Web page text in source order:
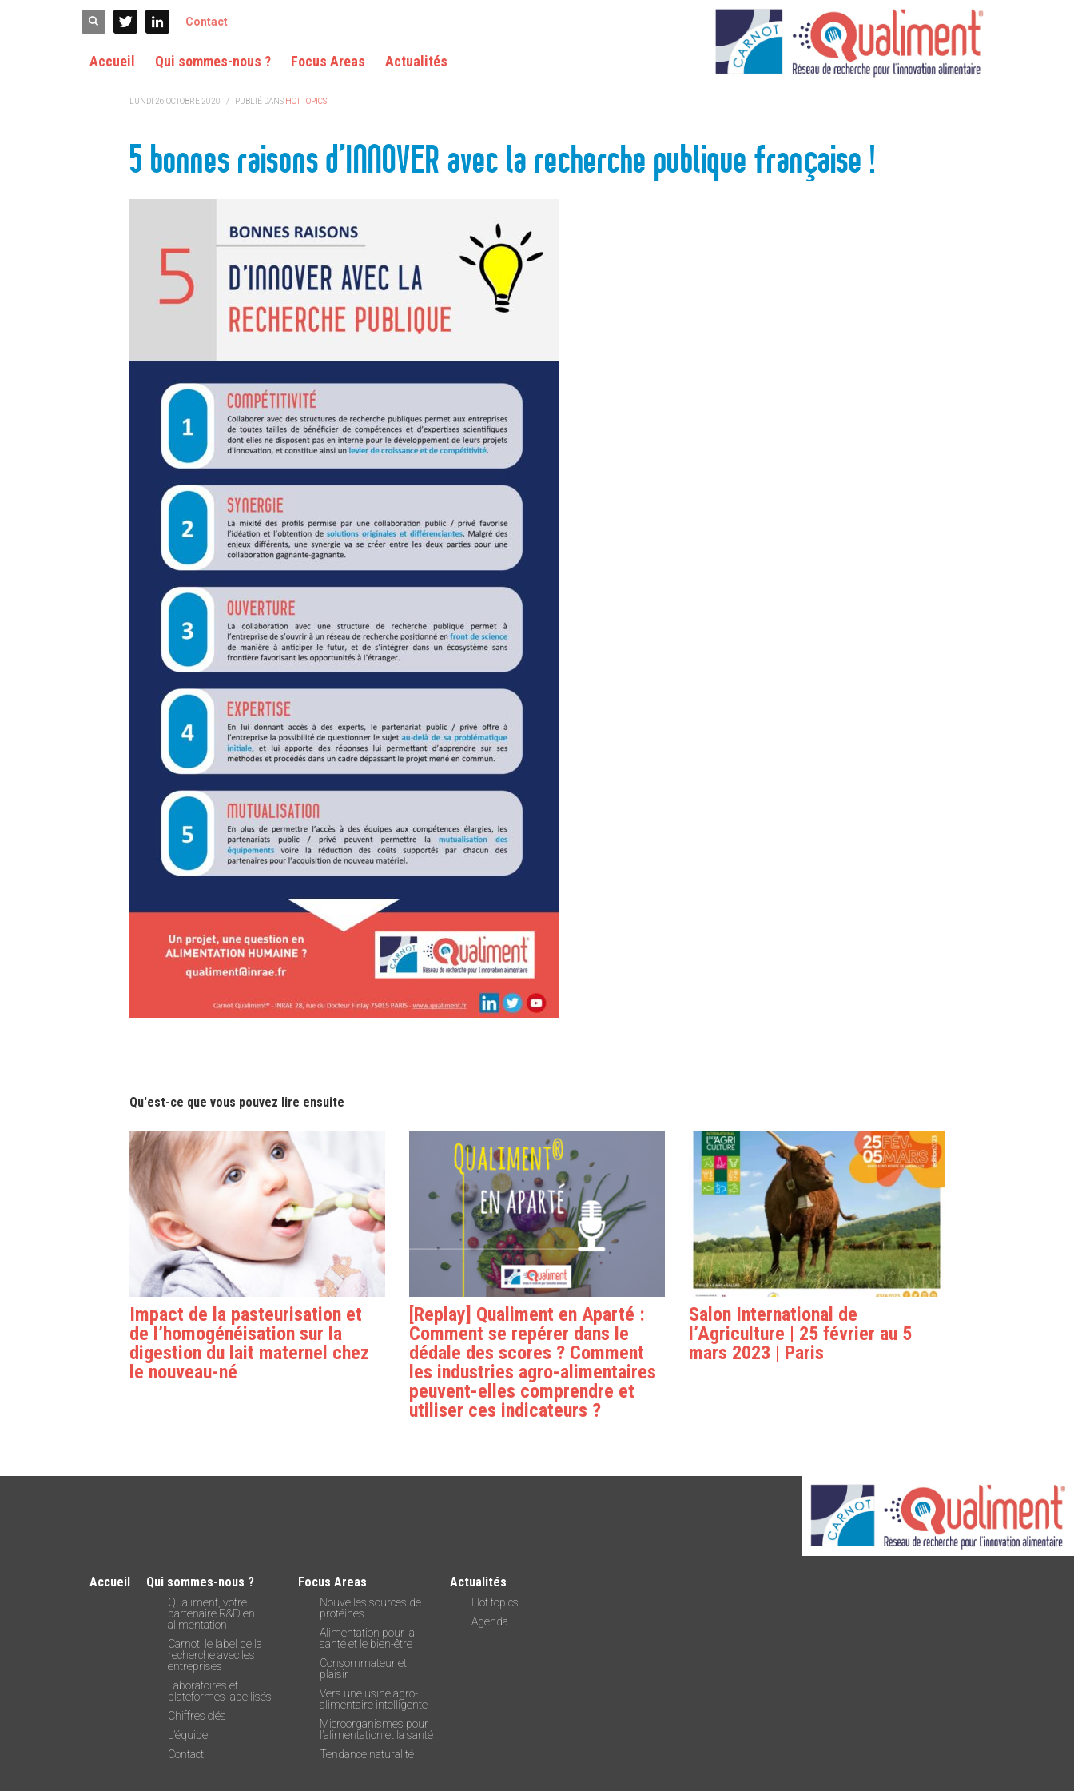
Contact
Accueil Qui sommes-nous ? Focus Areas Actualités
ACCUEIL HOT TOPICS
LUNDI 26 OCTOBRE 2020 / PUBLIÉ DANS HOT TOPICS
5 bonnes raisons d’INNOVER avec la recherche publique française !
Qu'est-ce que vous pouvez lire ensuite
Impact de la pasteurisation et
de l’homogénéisation sur la
digestion du lait maternel chez
le nouveau-né
[Replay] Qualiment en Aparté :
Comment se repérer dans le
dédale des scores ? Comment
les industries agro-alimentaires
peuvent-elles comprendre et
utiliser ces indicateurs ?
Salon International de
l’Agriculture | 25 février au 5
mars 2023 | Paris
Accueil Qui sommes-nous ?
Qualiment, votre
partenaire R&D en
alimentation
Carnot, le label de la
recherche avec les
entreprises
Laboratoires et
plateformes labellisés
Chiffres clés
L’équipe
Contact
Focus Areas
Nouvelles sources de
protéines
Alimentation pour la
santé et le bien-être
Consommateur et
plaisir
Vers une usine agro-
alimentaire intelligente
Microorganismes pour
l’alimentation et la santé
Tendance naturalité
Actualités
Hot topics
Agenda